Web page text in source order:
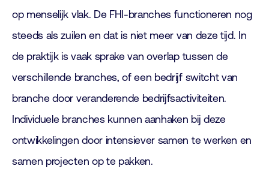
op menselijk vlak. De FHI-branches functioneren nog
steeds als zuilen en dat is niet meer van deze tijd. In
de praktijk is vaak sprake van overlap tussen de
verschillende branches, of een bedrijf switcht van
branche door veranderende bedrijfsactiviteiten.
Individuele branches kunnen aanhaken bij deze
ontwikkelingen door intensiever samen te werken en
samen projecten op te pakken.